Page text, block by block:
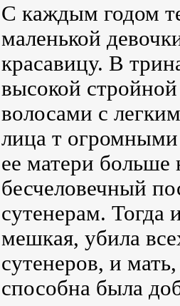
С каждым годом
маленькой
красавицу. В
высокой
волосами с
лица т
ее матери
бесчеловечный
сутенерам. Тогда
мешкая, убила
сутенеров, и
способна была